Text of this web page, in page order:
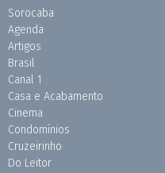
Sorocaba
Agenda
Artigos
Brasil
Canal 1
Casa e Acabamento
Cinema
Condomínios
Cruzeirinho
Do Leitor